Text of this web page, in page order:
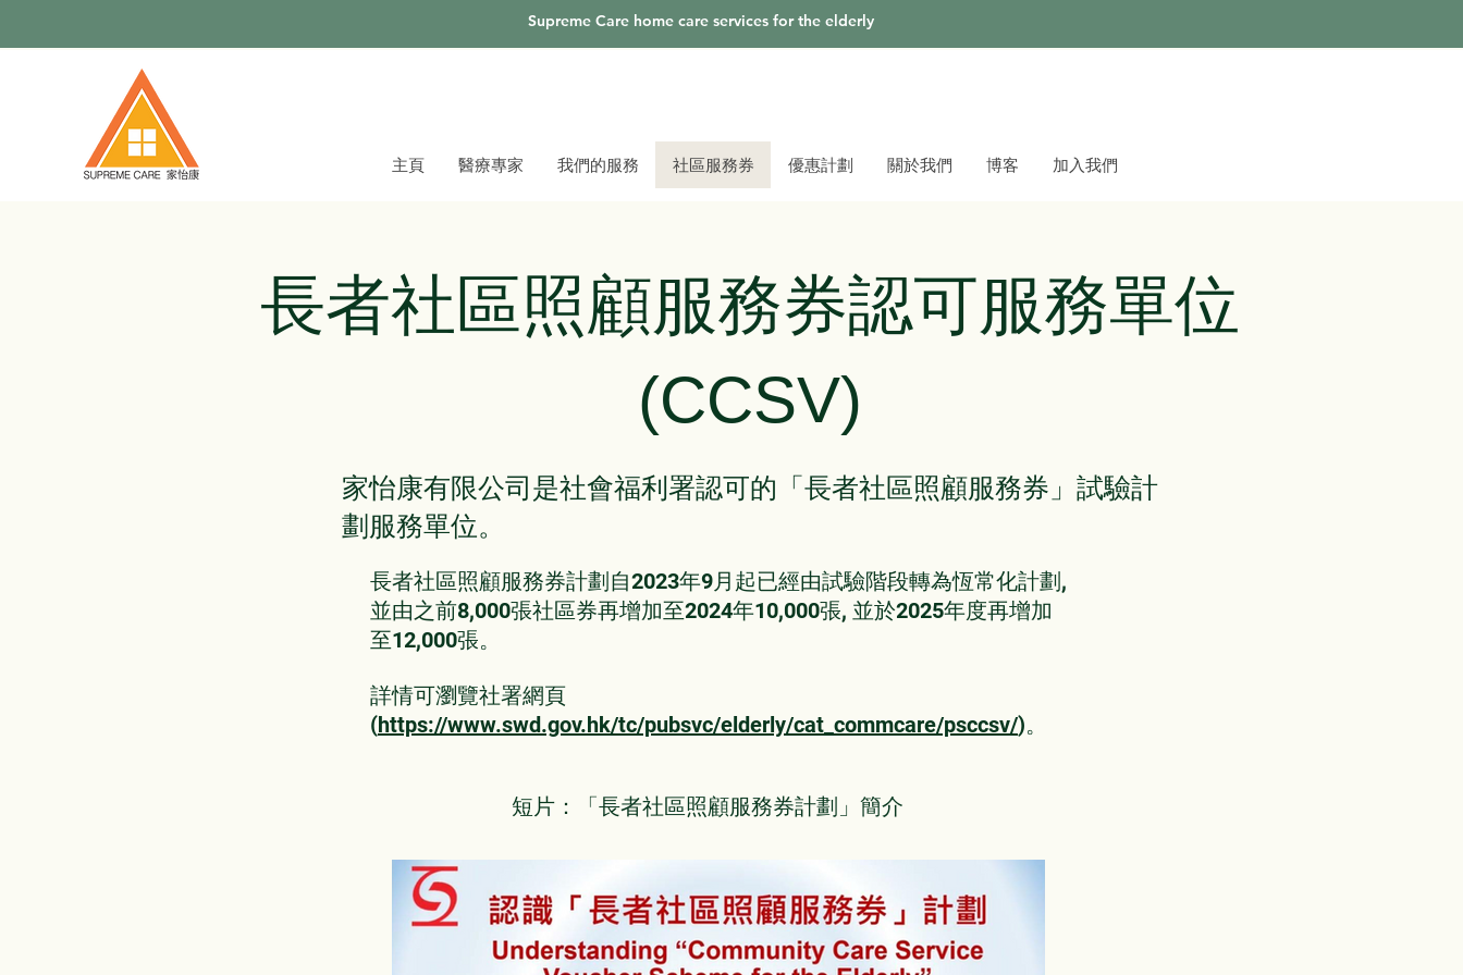
Supreme Care home care services for the elderly
主頁 醫療專家 我們的服務 社區服務券 優惠計劃 關於我們 博客 加入我們
長者社區照顧服務券認可服務單位
(CCSV)
家怡康有限公司是社會福利署認可的「長者社區照顧服務券」試驗計
劃服務單位。
長者社區照顧服務券計劃自2023年9月起已經由試驗階段轉為恆常化計劃,
並由之前8,000張社區券再增加至2024年10,000張, 並於2025年度再增加
至12,000張。
​詳情可瀏覽社署網頁
(https://www.swd.gov.hk/tc/pubsvc/elderly/cat_commcare/psccsv/)。
短片：「長者社區照顧服務券計劃」簡介